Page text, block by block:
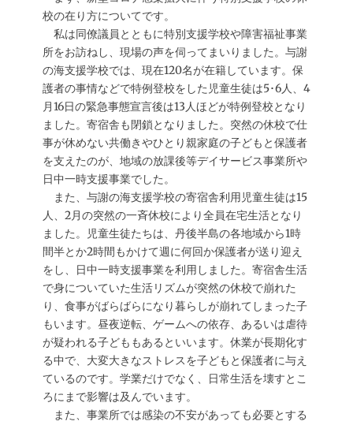
校の在り方についてです。
私は同僚議員とともに特別支援学校や障害福祉事業
所をお訪ねし、現場の声を伺ってまいりました。与謝
の海支援学校では、現在120名が在籍しています。保
護者の事情などで特例登校をした児童生徒は5･6人、4
月16日の緊急事態宣言後は13人ほどが特例登校となり
ました。寄宿舎も閉鎖となりました。突然の休校で仕
事が休めない共働きやひとり親家庭の子どもと保護者
を支えたのが、地域の放課後等デイサービス事業所や
日中一時支援事業でした。
また、与謝の海支援学校の寄宿舎利用児童生徒は15
人、2月の突然の一斉休校により全員在宅生活となり
ました。児童生徒たちは、丹後半島の各地域から1時
間半とか2時間もかけて週に何回か保護者が送り迎え
をし、日中一時支援事業を利用しました。寄宿舎生活
で身についていた生活リズムが突然の休校で崩れた
り、食事がばらばらになり暮らしが崩れてしまった子
もいます。昼夜逆転、ゲームへの依存、あるいは虐待
が疑われる子どももあるといいます。休業が長期化す
る中で、大変大きなストレスを子どもと保護者に与え
ているのです。学業だけでなく、日常生活を壊すとこ
ろにまで影響は及んでいます。
また、事業所では感染の不安があっても必要とする